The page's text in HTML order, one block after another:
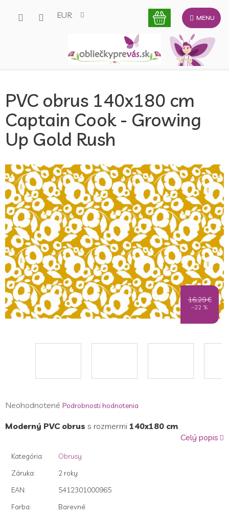
EUR
PVC obrus 140x180 cm
Captain Cook - Growing
Up Gold Rush
16,29 €
–22 %
Priemerné
produktu
Neohodnotené Podrobnosti hodnotenia
Moderný PVC obrus s rozmermi 140x180 cm
Celý popis
Kategória:
Obrusy
Záruka:
2 roky
EAN:
5412301000965
Farba:
Barevné